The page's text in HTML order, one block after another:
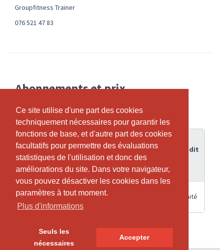
Ce site utilise d'une part des cookies
techniquement nécessaires pour garantir les
fonctions de base, et d'autre part des cookies
facultatifs pour permettre des évaluations
statistiques de l'utilisation et donc des
améliorations du site. Dans votre navigateur,
vous pouvez désactiver les cookies dans les
paramètres à tout moment.
Plus d'informations
Seuls les
nécessaires
Accepter
Ce site utilise d'une part des cookies
techniquement nécessaires pour garantir les
fonctions de base, et d'autre part des cookies
facultatifs pour permettre des évaluations
statistiques de l'utilisation et donc des
améliorations du site. Dans votre navigateur,
vous pouvez désactiver les cookies dans les
paramètres à tout moment.
Plus d'informations
Seuls les
nécessaires
Accepter
Groupfitness Trainer
076 521 47 83
Abonnements et prix
Abonnement
Durée
de
validité
Crédit
Garderobenspint Schlüsseldepot Illimité